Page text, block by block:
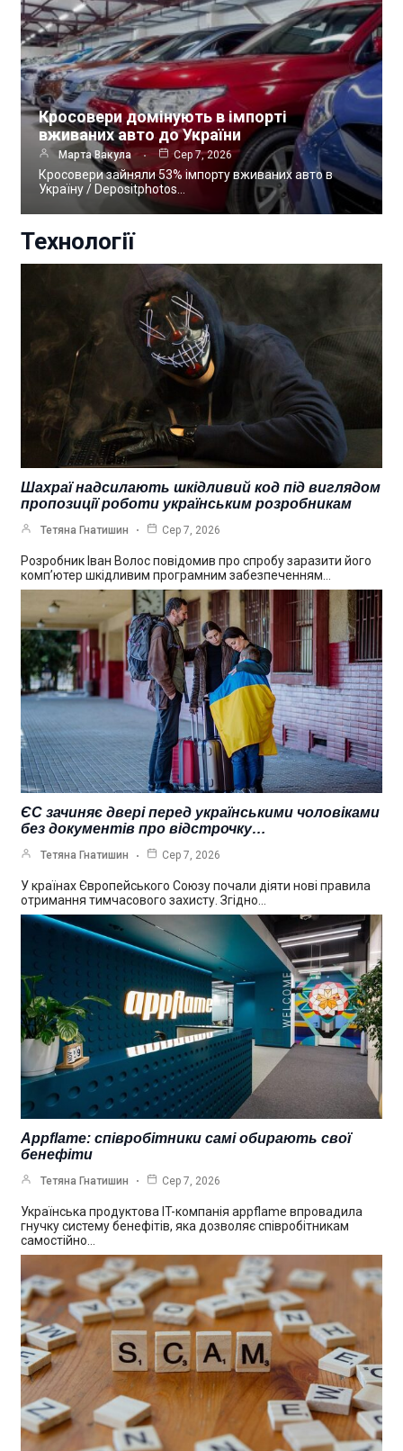
Кросовери домінують в імпорті
вживаних авто до України
Марта Вакула Сер 7, 2026
Кросовери зайняли 53% імпорту вживаних авто в
Україну / Depositphotos…
Технології
Шахраї надсилають шкідливий код під виглядом
пропозиції роботи українським розробникам
Тетяна Гнатишин Сер 7, 2026
Розробник Іван Волос повідомив про спробу заразити його
комп’ютер шкідливим програмним забезпеченням…
ЄС зачиняє двері перед українськими чоловіками
без документів про відстрочку…
Тетяна Гнатишин Сер 7, 2026
У країнах Європейського Союзу почали діяти нові правила
отримання тимчасового захисту. Згідно…
Appflame: співробітники самі обирають свої
бенефіти
Тетяна Гнатишин Сер 7, 2026
Українська продуктова IT-компанія appflame впровадила
гнучку систему бенефітів, яка дозволяє співробітникам
самостійно…